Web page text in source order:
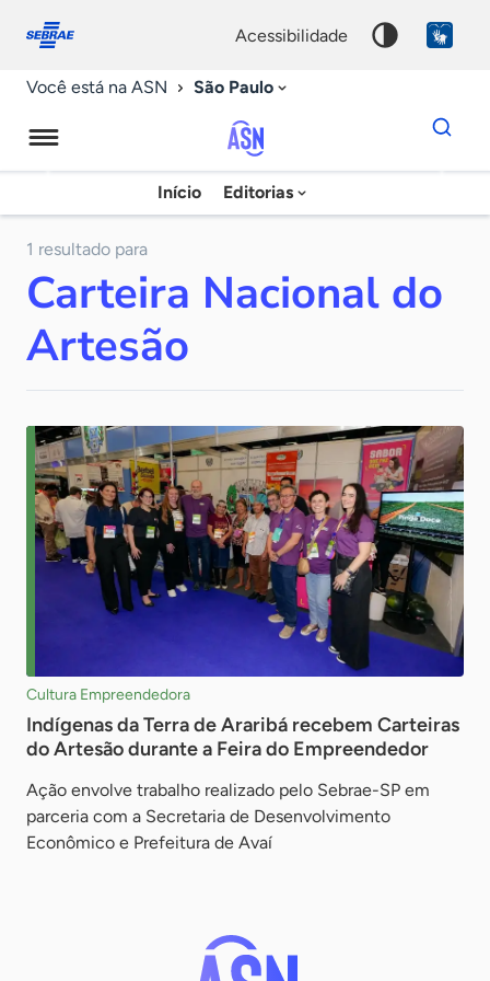
conosco
acessibilidade
Você está na ASN São Paulo
Agência
Sebrae
Notícias
Início Editorias
Dados
para
chave
1 resultado para
Carteira Nacional do
Artesão
Cultura Empreendedora
Indígenas da Terra de Araribá recebem Carteiras
do Artesão durante a Feira do Empreendedor
Ação envolve trabalho realizado pelo Sebrae-SP em
parceria com a Secretaria de Desenvolvimento
Econômico e Prefeitura de Avaí